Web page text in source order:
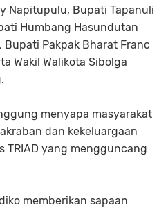
Napitupulu, Bupati Tapanuli
Humbang Hasundutan
Bupati Pakpak Bharat Franc
Wakil Walikota Sibolga
menyapa masyarakat
dan kekeluargaan
TRIAD yang mengguncang
memberikan sapaan